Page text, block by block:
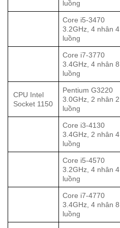
luồng
Core i5-3470
3.2GHz, 4 nhân 4
luồng
Core i7-3770
3.4GHz, 4 nhân 8
luồng
CPU Intel
Socket 1150
Pentium G3220
3.0GHz, 2 nhân 2
luồng
Core i3-4130
3.4GHz, 2 nhân 4
luồng
Core i5-4570
3.2GHz, 4 nhân 4
luồng
Core i7-4770
3.4GHz, 4 nhân 8
luồng